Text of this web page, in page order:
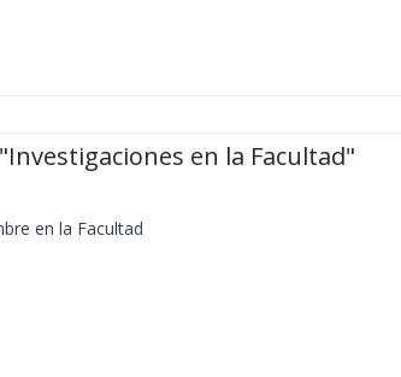
en la Facultad"
en la Facultad